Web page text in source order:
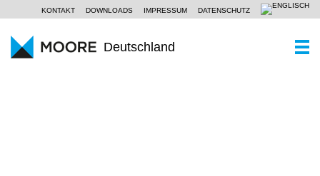
KONTAKT DOWNLOADS IMPRESSUM DATENSCHUTZ
Deutschland